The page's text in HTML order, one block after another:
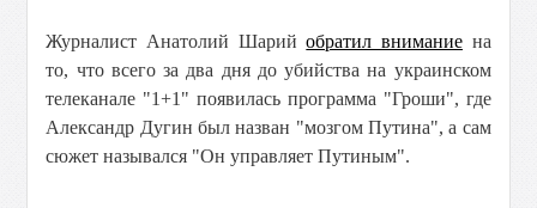
Журналист Анатолий Шарийобратил вниманиена
то, что всего за два дня до убийства на украинском
телеканале "1+1" появилась программа "Гроши", где
Александр Дугин был назван "мозгом Путина", а сам
сюжет назывался "Он управляет Путиным".